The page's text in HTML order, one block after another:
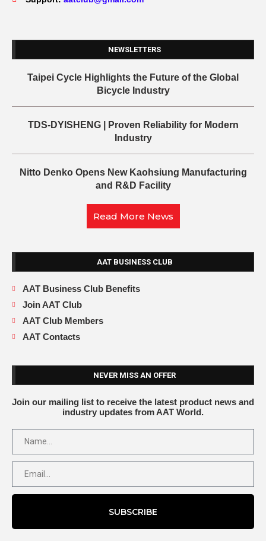
NEWSLETTERS
Taipei Cycle Highlights the Future of the Global
Bicycle Industry
TDS-DYISHENG | Proven Reliability for Modern
Industry
Nitto Denko Opens New Kaohsiung Manufacturing
and R&D Facility
Read More News
AAT BUSINESS CLUB
AAT Business Club Benefits
Join AAT Club
AAT Club Members
AAT Contacts
NEVER MISS AN OFFER
Join our mailing list to receive the latest product news and
industry updates from AAT World.
SUBSCRIBE